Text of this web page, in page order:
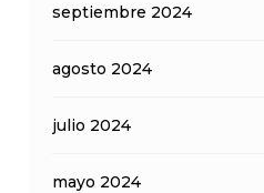
septiembre 2024
agosto 2024
julio 2024
mayo 2024